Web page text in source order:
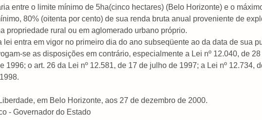
entre o limite mínimo de 5ha(cinco hectares) (Belo Horizonte) e o
80% (oitenta por cento) de sua renda bruta anual proveniente de
propriedade rural ou em aglomerado urbano próprio.
lei entra em vigor no primeiro dia do ano subseqüente ao da data de sua
se as disposições em contrário, especialmente a Lei nº 12.040, de
1996; o art. 26 da Lei nº 12.581, de 17 de julho de 1997; a Lei nº 12.734,
em Belo Horizonte, aos 27 de dezembro de 2000.
- Governador do Estado